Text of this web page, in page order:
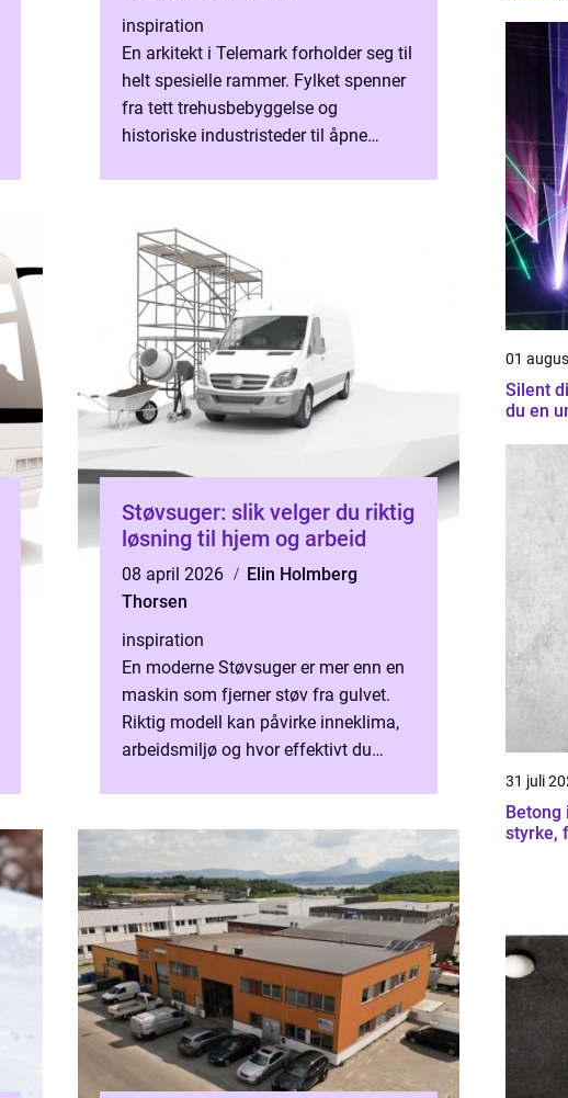
inspiration
En arkitekt i Telemark forholder seg til
helt spesielle rammer. Fylket spenner
fra tett trehusbebyggelse og
historiske industristeder til åpne
Støvsuger: slik velger du riktig
løsning til hjem og arbeid
08 april 2026
Elin Holmberg
Thorsen
inspiration
En moderne Støvsuger er mer enn en
maskin som fjerner støv fra gulvet.
Riktig modell kan påvirke inneklima,
arbeidsmiljø og hvor effektivt du
01
Silent
du en
31 juli
Betong
styrke,